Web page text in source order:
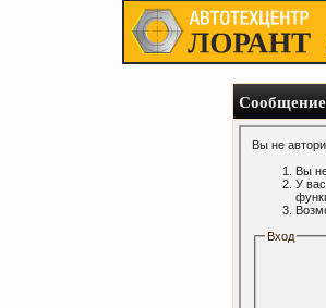
Вы не
Вы
У
Вход